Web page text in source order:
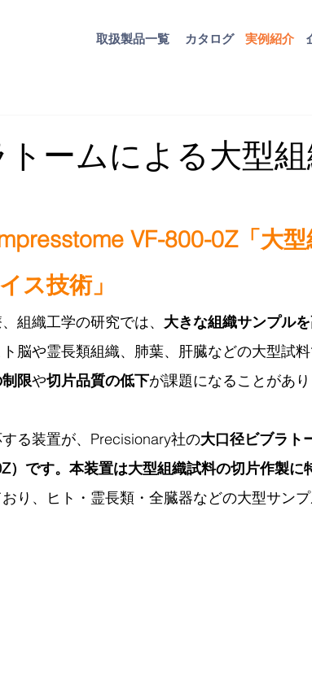
取扱​製品一覧 ​実例紹介
カタログ
ームによる大型
VF-800-0Z「大
ス技術」
組織工学の研究では、 大きな組織サンプル
脳や霊長類組織、肺葉、肝臓などの大型試
限や切片品質の低下が課題になることがあり
る装置が、Precisionary社の大口径ビブラト
）です。本装置は大型組織試料の切片作製に
り、ヒト・霊長類・全臓器などの大型サン